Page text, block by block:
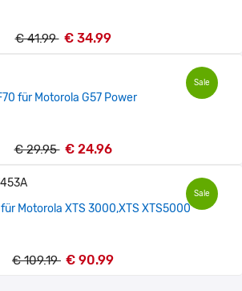
€ 41.99 € 34.99
Sale
für Motorola G57 Power
€ 29.95 € 24.96
Sale
Motorola XTS 3000,XTS XTS5000
€ 109.19 € 90.99